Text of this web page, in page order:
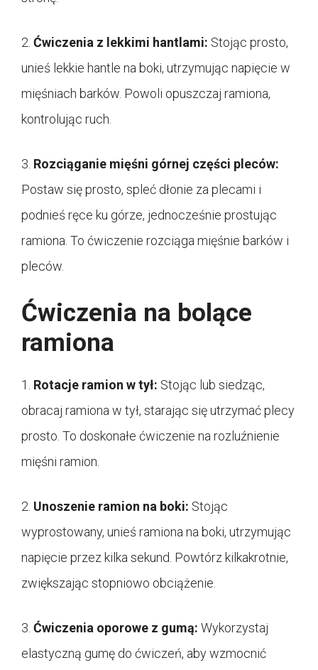
2. Ćwiczenia z lekkimi hantlami: Stojąc prosto,
unieś lekkie hantle na boki, utrzymując napięcie w
mięśniach barków. Powoli opuszczaj ramiona,
kontrolując ruch.
3. Rozciąganie mięśni górnej części pleców:
Postaw się prosto, spleć dłonie za plecami i
podnieś ręce ku górze, jednocześnie prostując
ramiona. To ćwiczenie rozciąga mięśnie barków i
pleców.
Ćwiczenia na bolące
ramiona
1. Rotacje ramion w tył: Stojąc lub siedząc,
obracaj ramiona w tył, starając się utrzymać plecy
prosto. To doskonałe ćwiczenie na rozluźnienie
mięśni ramion.
2. Unoszenie ramion na boki: Stojąc
wyprostowany, unieś ramiona na boki, utrzymując
napięcie przez kilka sekund. Powtórz kilkakrotnie,
zwiększając stopniowo obciążenie.
3. Ćwiczenia oporowe z gumą: Wykorzystaj
elastyczną gumę do ćwiczeń, aby wzmocnić